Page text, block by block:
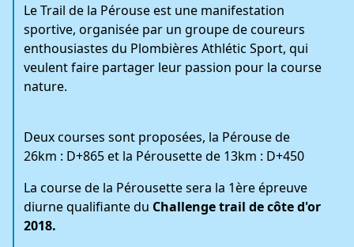
Le Trail de la Pérouse est une manifestation
sportive, organisée par un groupe de coureurs
enthousiastes du Plombières Athlétic Sport, qui
veulent faire partager leur passion pour la course
nature.
Deux courses sont proposées, la Pérouse de
26km : D+865 et la Pérousette de 13km : D+450
La course de la Pérousette sera la 1ère épreuve
diurne qualifiante du Challenge trail de côte d'or
2018.